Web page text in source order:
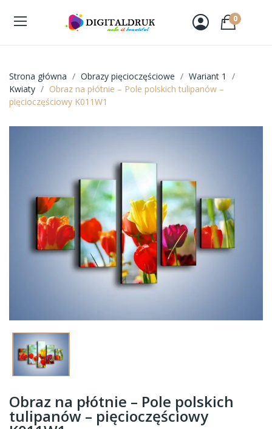
0
Strona główna Obrazy pięcioczęściowe
Wariant 1
Kwiaty
Obraz na płótnie – Pole polskich tulipanów –
pięcioczęściowy K011W1
Obraz na płótnie – Pole polskich
tulipanów – pięcioczęściowy